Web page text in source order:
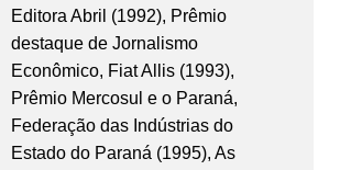
Editora Abril (1992), Prêmio
destaque de Jornalismo
Econômico, Fiat Allis (1993),
Prêmio Mercosul e o Paraná,
Federação das Indústrias do
Estado do Paraná (1995), As